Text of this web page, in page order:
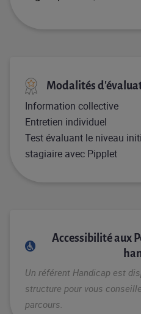
Modalités
Information collective
Entretien individuel
Test évaluant le niveau
stagiaire avec Pipplet
Accessibilité aux
Un référent Handicap est
structure pour vous
parcours.